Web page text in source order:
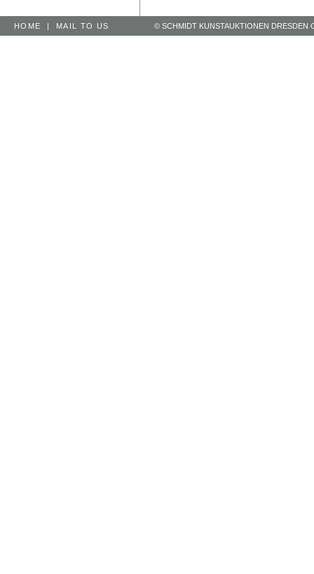
HOME | MAIL TO US © SCHMIDT KUNSTAUKTIONEN DRESDEN